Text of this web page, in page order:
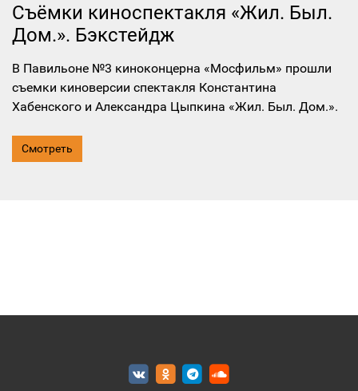
Съёмки киноспектакля «Жил. Был.
Дом.». Бэкстейдж
В Павильоне №3 киноконцерна «Мосфильм» прошли
съемки киноверсии спектакля Константина
Хабенского и Александра Цыпкина «Жил. Был. Дом.».
Смотреть